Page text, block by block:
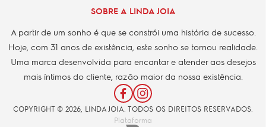
SOBRE A LINDA JOIA
A partir de um sonho é que se constrói uma história de sucesso.
Hoje, com 31 anos de existência, este sonho se tornou realidade.
Uma marca desenvolvida para encantar e atender aos desejos
mais íntimos do cliente, razão maior da nossa existência.
COPYRIGHT © 2026, LINDA JOIA. TODOS OS DIREITOS RESERVADOS.
Plataforma